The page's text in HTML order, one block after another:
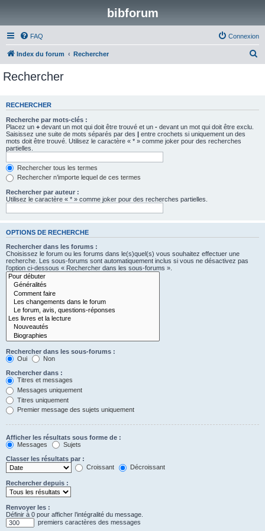
bibforum
FAQ Connexion
Index du forum Rechercher
e
Rechercher
RECHERCHER
Recherche par mots-clés :
Placez un + devant un mot qui doit être trouvé et un - devant un mot qui doit être exclu.
Saisissez une suite de mots séparés par des | entre crochets si uniquement un des
mots doit être trouvé. Utilisez le caractère « * » comme joker pour des recherches
partielles.
Rechercher tous les termes
Rechercher n’importe lequel de ces termes
Rechercher par auteur :
Utilisez le caractère « * » comme joker pour des recherches partielles.
OPTIONS DE RECHERCHE
Rechercher dans les forums :
Choisissez le forum ou les forums dans le(s)quel(s) vous souhaitez effectuer une
recherche. Les sous-forums sont automatiquement inclus si vous ne désactivez pas
l’option ci-dessous « Rechercher dans les sous-forums ».
Rechercher dans les sous-forums :
Oui
Non
Rechercher dans :
Titres et messages
Messages uniquement
Titres uniquement
Premier message des sujets uniquement
Afficher les résultats sous forme de :
Messages
Sujets
Classer les résultats par :
Croissant
Décroissant
Rechercher depuis :
Renvoyer les :
Définir à 0 pour afficher l’intégralité du message.
premiers caractères des messages